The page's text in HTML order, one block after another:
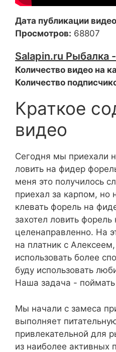
Дата публикации
Просмотров: 68807
Salapin.ru Рыбалка
Количество видео на
Количество
Краткое
видео
Сегодня мы приехали
ловить на фидер
меня это получилось
приехал за карпом, но
клевать форель на
захотел ловить
целенаправленно. На
на платник с
использовать более
буду использовать
Наша задача -
Мы начали с замеса
выполняет
привлекательной для
из наиболее активных